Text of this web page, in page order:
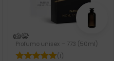
Profumo unisex – 773 (50ml)
(1)